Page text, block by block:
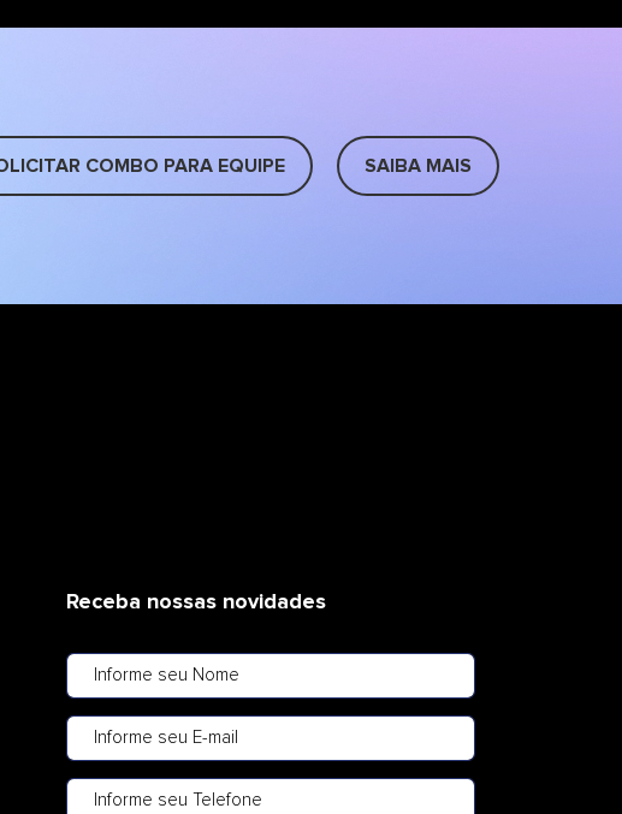
COMBO PARA EQUIPE SAIBA MAIS
Receba nossas novidades